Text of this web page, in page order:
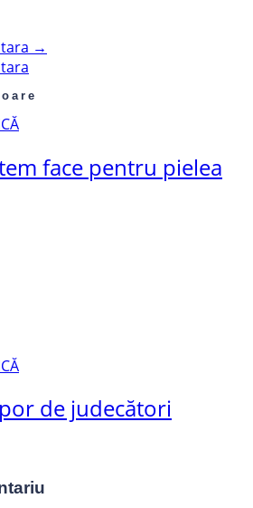
→
face pentru pielea
de judecători